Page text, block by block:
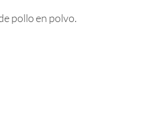
pollo en polvo.